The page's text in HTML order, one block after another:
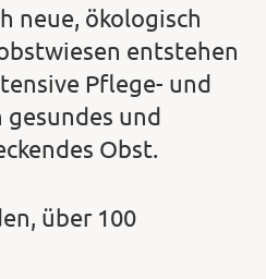
neue, ökologisch
entstehen
Pflege- und
gesundes und
Obst.
über 100